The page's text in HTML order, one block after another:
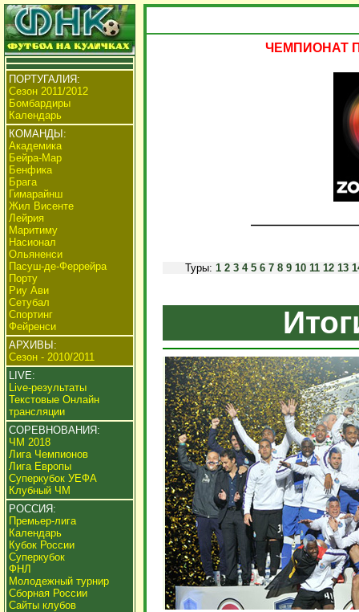
ПОРТУГАЛИЯ:
Сезон 2011/2012
Бомбардиры
Календарь
КОМАНДЫ:
Академика
Бейра-Мар
Бенфика
Брага
Гимарайнш
Жил Висенте
Лейрия
Маритиму
Насионал
Ольяненси
Пасуш-де-Феррейра
Порту
Риу Ави
Сетубал
Спортинг
Фейренси
АРХИВЫ:
Сезон - 2010/2011
LIVE:
Live-результаты
Текстовые Онлайн
трансляции
СОРЕВНОВАНИЯ:
ЧМ 2018
Лига Чемпионов
Лига Европы
Суперкубок УЕФА
Клубный ЧМ
РОССИЯ:
Премьер-лига
Календарь
Кубок России
Суперкубок
ФНЛ
Молодежный турнир
Сборная России
Сайты клубов
ЧЕМПИОНАТ
Туры: 1 2 3 4 5 6 7 8 9 10 11 12 13